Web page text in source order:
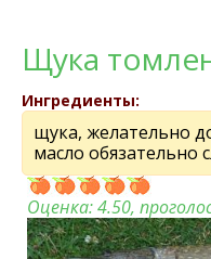
Щука
Ингредиенты:
щука, желательно
масло обязательно
Оценка:4.50,